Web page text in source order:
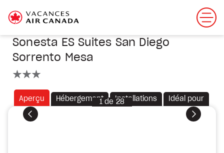
Sonesta ES Suites San Diego
Sorrento Mesa
Aperçu Hébergement Installations Idéal pour
Précédent Suivant
1de 28